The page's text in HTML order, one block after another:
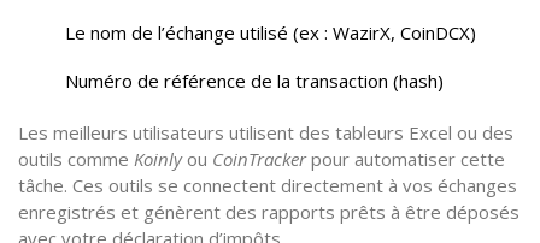
Le nom de l’échange utilisé (ex : WazirX, CoinDCX)
Numéro de référence de la transaction (hash)
Les meilleurs utilisateurs utilisent des tableurs Excel ou des
outils comme Koinlyou CoinTrackerpour automatiser cette
tâche. Ces outils se connectent directement à vos échanges
enregistrés et génèrent des rapports prêts à être déposés
avec votre déclaration d’impôts.